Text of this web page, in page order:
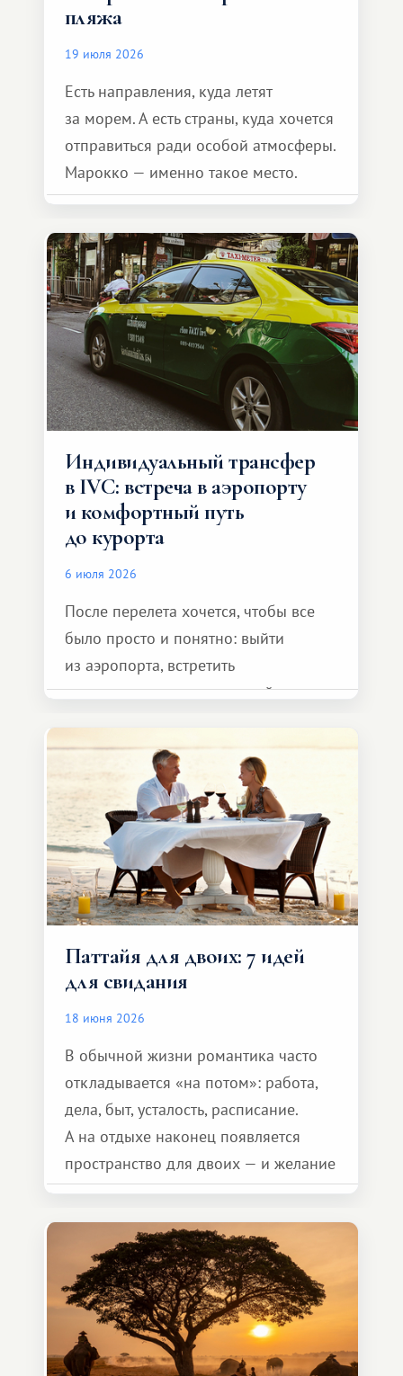
пляжа
19 июля 2026
Есть направления, куда летят
за морем. А есть страны, куда хочется
отправиться ради особой атмосферы.
Марокко — именно такое место.
Индивидуальный трансфер
в IVC: встреча в аэропорту
и комфортный путь
до курорта
6 июля 2026
После перелета хочется, чтобы все
было просто и понятно: выйти
из аэропорта, встретить
представителя транспортной
и спокойно доехать до курорта.
Паттайя для двоих: 7 идей
для свидания
18 июня 2026
В обычной жизни романтика часто
откладывается «на потом»: работа,
дела, быт, усталость, расписание.
А на отдыхе наконец появляется
пространство для двоих — и желание
сделать для близкого человека что-то
особенное. Не обязательно
масштабное, но тёплое
и запоминающееся :)